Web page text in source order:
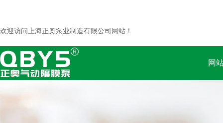
欢迎访问上海正奥泵业制造有限公司网站！
网